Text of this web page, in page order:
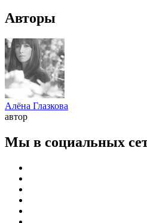
Авторы
Алёна Глазкова
автор
Мы в социальных